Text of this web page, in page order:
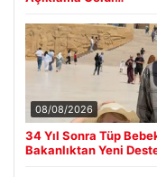
08/08/2026
34 Yıl Sonra Tüp
Bakanlıktan Yeni